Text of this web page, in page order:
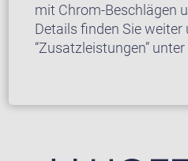
mit Chrom-Beschlägen
Details finden Sie weiter
“Zusatzleistungen”